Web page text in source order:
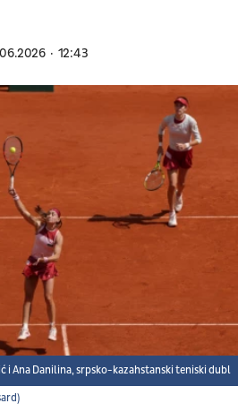
12:43
i Ana Danilina, srpsko-kazahstanski teniski dubl